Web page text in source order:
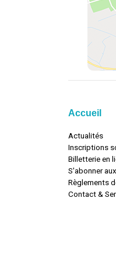
Accueil
Actualités
Inscriptions
Billetterie en
S'abonner
Règlements
Contact &